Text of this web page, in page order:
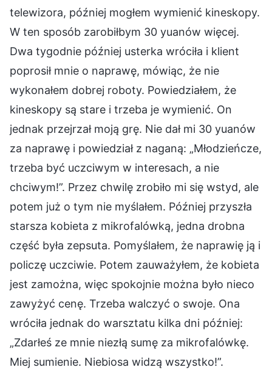
telewizora, później mogłem wymienić kineskopy.
W ten sposób zarobiłbym 30 yuanów więcej.
Dwa tygodnie później usterka wróciła i klient
poprosił mnie o naprawę, mówiąc, że nie
wykonałem dobrej roboty. Powiedziałem, że
kineskopy są stare i trzeba je wymienić. On
jednak przejrzał moją grę. Nie dał mi 30 yuanów
za naprawę i powiedział z naganą: „Młodzieńcze,
trzeba być uczciwym w interesach, a nie
chciwym!”. Przez chwilę zrobiło mi się wstyd, ale
potem już o tym nie myślałem. Później przyszła
starsza kobieta z mikrofalówką, jedna drobna
część była zepsuta. Pomyślałem, że naprawię ją i
policzę uczciwie. Potem zauważyłem, że kobieta
jest zamożna, więc spokojnie można było nieco
zawyżyć cenę. Trzeba walczyć o swoje. Ona
wróciła jednak do warsztatu kilka dni później:
„Zdarłeś ze mnie niezłą sumę za mikrofalówkę.
Miej sumienie. Niebiosa widzą wszystko!”.